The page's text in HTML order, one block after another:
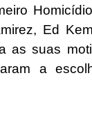
Ed
as suas
a